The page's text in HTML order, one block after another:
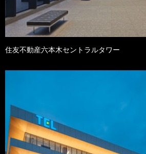
住友不動産六本木セントラルタワー